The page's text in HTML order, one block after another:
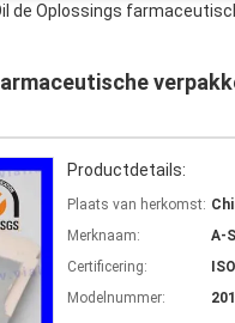
de Oplossings
Productdetails:
Plaats van herkomst:
Merknaam:
A-
Certificering:
Modelnummer: